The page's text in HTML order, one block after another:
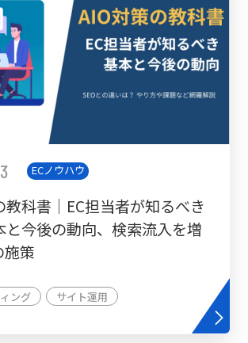
ECノウハウ
教科書│EC担当者が知るべき
と今後の動向、検索流入を増
策
ング サイト運用